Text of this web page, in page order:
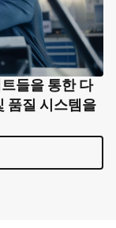
들을 통한 다
품질 시스템을